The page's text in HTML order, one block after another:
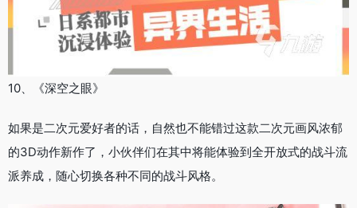
10、《深空之眼》
如果是二次元爱好者的话，自然也不能错过这款二次元画风浓郁
的3D动作新作了，小伙伴们在其中将能体验到全开放式的战斗流
派养成，随心切换各种不同的战斗风格。